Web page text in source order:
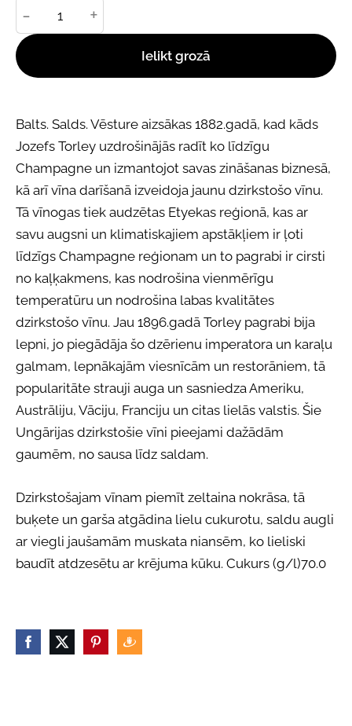
- +
Ielikt grozā
Balts. Salds. Vēsture aizsākas 1882.gadā, kad kāds
Jozefs Torley uzdrošinājās radīt ko līdzīgu
Champagne un izmantojot savas zināšanas biznesā,
kā arī vīna darīšanā izveidoja jaunu dzirkstošo vīnu.
Tā vīnogas tiek audzētas Etyekas reģionā, kas ar
savu augsni un klimatiskajiem apstākļiem ir ļoti
līdzīgs Champagne reģionam un to pagrabi ir cirsti
no kaļķakmens, kas nodrošina vienmērīgu
temperatūru un nodrošina labas kvalitātes
dzirkstošo vīnu. Jau 1896.gadā Torley pagrabi bija
lepni, jo piegādāja šo dzērienu imperatora un karaļu
galmam, lepnākajām viesnīcām un restorāniem, tā
popularitāte strauji auga un sasniedza Ameriku,
Austrāliju, Vāciju, Franciju un citas lielās valstis. Šie
Ungārijas dzirkstošie vīni pieejami dažādām
gaumēm, no sausa līdz saldam.
Dzirkstošajam vīnam piemīt zeltaina nokrāsa, tā
buķete un garša atgādina lielu cukurotu, saldu augli
ar viegli jaušamām muskata niansēm, ko lieliski
baudīt atdzesētu ar krējuma kūku. Cukurs (g/l)70.0